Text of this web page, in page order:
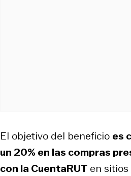
El objetivo del beneficio es
un 20% en las compras
con la CuentaRUT en